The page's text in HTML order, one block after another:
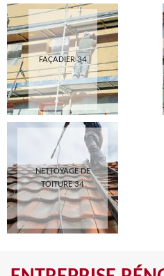
FAÇADIER 34
NETTOYAGE DE
TOITURE 34